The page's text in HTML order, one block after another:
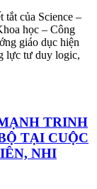
tắt của Science –
học – Công
giáo dục hiện
lực tư duy logic,
TRINH
TẠI CUỘC
NHI